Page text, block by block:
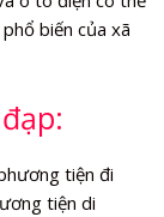
biến của xã
tiện đi
tiện di